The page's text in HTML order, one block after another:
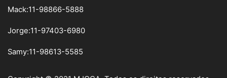
Mack:11-98866-5888
Jorge:11-97403-6980
Samy:11-98613-5585